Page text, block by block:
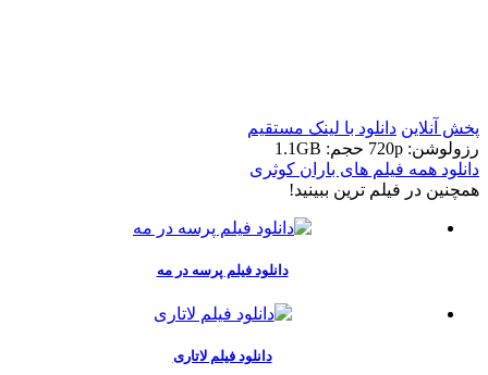
پخش آنلاین دانلود با لينک مستقيم
رزولوشن: 720p
حجم: 1.1GB
دانلود همه فیلم های باران کوثری
همچنين در فيلم ترين ببينيد!
دانلود فیلم پرسه در مه
دانلود فیلم لاتاری